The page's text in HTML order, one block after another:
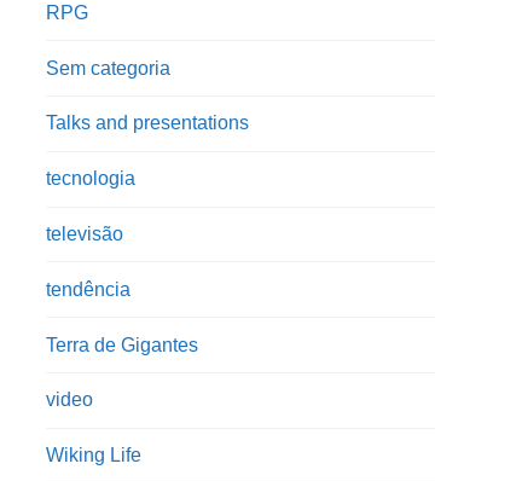
RPG
Sem categoria
Talks and presentations
tecnologia
televisão
tendência
Terra de Gigantes
video
Wiking Life